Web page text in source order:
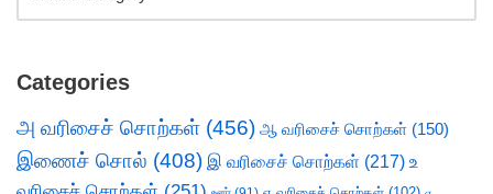
Categories
அ வரிசைச் சொற்கள் (456) ஆ வரிசைச் சொற்கள் (150)
இணைச் சொல் (408) இ வரிசைச் சொற்கள் (217) உ